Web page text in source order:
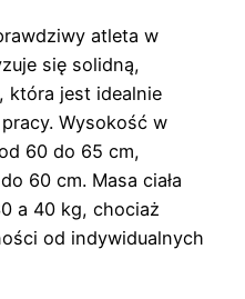
atleta w
się solidną,
która jest idealnie
Wysokość w
60 do 65 cm,
60 cm. Masa ciała
a 40 kg, chociaż
od indywidualnych